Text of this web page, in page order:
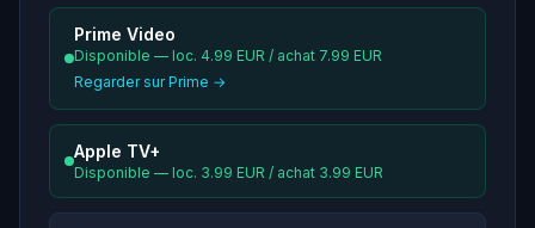
Prime Video
Disponible — loc. 4.99 EUR / achat 7.99 EUR
Regarder sur Prime →
Apple TV+
Disponible — loc. 3.99 EUR / achat 3.99 EUR